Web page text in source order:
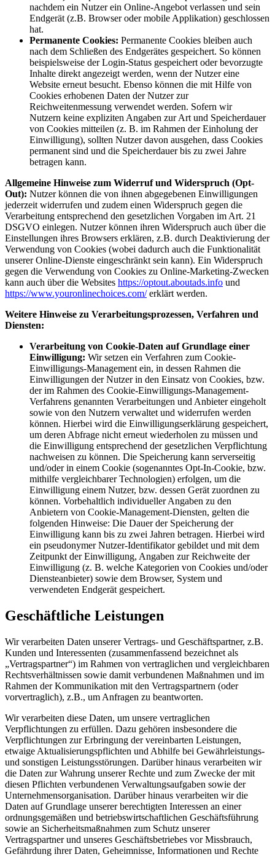
nachdem ein Nutzer ein Online-Angebot verlassen und sein
Endgerät (z.B. Browser oder mobile Applikation) geschlossen
hat.
Permanente Cookies: Permanente Cookies bleiben auch
nach dem Schließen des Endgerätes gespeichert. So können
beispielsweise der Login-Status gespeichert oder bevorzugte
Inhalte direkt angezeigt werden, wenn der Nutzer eine
Website erneut besucht. Ebenso können die mit Hilfe von
Cookies erhobenen Daten der Nutzer zur
Reichweitenmessung verwendet werden. Sofern wir
Nutzern keine expliziten Angaben zur Art und Speicherdauer
von Cookies mitteilen (z. B. im Rahmen der Einholung der
Einwilligung), sollten Nutzer davon ausgehen, dass Cookies
permanent sind und die Speicherdauer bis zu zwei Jahre
betragen kann.
Allgemeine Hinweise zum Widerruf und Widerspruch (Opt-
Out): Nutzer können die von ihnen abgegebenen Einwilligungen
jederzeit widerrufen und zudem einen Widerspruch gegen die
Verarbeitung entsprechend den gesetzlichen Vorgaben im Art. 21
DSGVO einlegen. Nutzer können ihren Widerspruch auch über die
Einstellungen ihres Browsers erklären, z.B. durch Deaktivierung der
Verwendung von Cookies (wobei dadurch auch die Funktionalität
unserer Online-Dienste eingeschränkt sein kann). Ein Widerspruch
gegen die Verwendung von Cookies zu Online-Marketing-Zwecken
kann auch über die Websites https://optout.aboutads.info und
https://www.youronlinechoices.com/erklärt werden.
Weitere Hinweise zu Verarbeitungsprozessen, Verfahren und
Diensten:
Verarbeitung von Cookie-Daten auf Grundlage einer
Einwilligung: Wir setzen ein Verfahren zum Cookie-
Einwilligungs-Management ein, in dessen Rahmen die
Einwilligungen der Nutzer in den Einsatz von Cookies, bzw.
der im Rahmen des Cookie-Einwilligungs-Management-
Verfahrens genannten Verarbeitungen und Anbieter eingeholt
sowie von den Nutzern verwaltet und widerrufen werden
können. Hierbei wird die Einwilligungserklärung gespeichert,
um deren Abfrage nicht erneut wiederholen zu müssen und
die Einwilligung entsprechend der gesetzlichen Verpflichtung
nachweisen zu können. Die Speicherung kann serverseitig
und/oder in einem Cookie (sogenanntes Opt-In-Cookie, bzw.
mithilfe vergleichbarer Technologien) erfolgen, um die
Einwilligung einem Nutzer, bzw. dessen Gerät zuordnen zu
können. Vorbehaltlich individueller Angaben zu den
Anbietern von Cookie-Management-Diensten, gelten die
folgenden Hinweise: Die Dauer der Speicherung der
Einwilligung kann bis zu zwei Jahren betragen. Hierbei wird
ein pseudonymer Nutzer-Identifikator gebildet und mit dem
Zeitpunkt der Einwilligung, Angaben zur Reichweite der
Einwilligung (z. B. welche Kategorien von Cookies und/oder
Diensteanbieter) sowie dem Browser, System und
verwendeten Endgerät gespeichert.
Geschäftliche Leistungen
Wir verarbeiten Daten unserer Vertrags- und Geschäftspartner, z.B.
Kunden und Interessenten (zusammenfassend bezeichnet als
„Vertragspartner“) im Rahmen von vertraglichen und vergleichbaren
Rechtsverhältnissen sowie damit verbundenen Maßnahmen und im
Rahmen der Kommunikation mit den Vertragspartnern (oder
vorvertraglich), z.B., um Anfragen zu beantworten.
Wir verarbeiten diese Daten, um unsere vertraglichen
Verpflichtungen zu erfüllen. Dazu gehören insbesondere die
Verpflichtungen zur Erbringung der vereinbarten Leistungen,
etwaige Aktualisierungspflichten und Abhilfe bei Gewährleistungs-
und sonstigen Leistungsstörungen. Darüber hinaus verarbeiten wir
die Daten zur Wahrung unserer Rechte und zum Zwecke der mit
diesen Pflichten verbundenen Verwaltungsaufgaben sowie der
Unternehmensorganisation. Darüber hinaus verarbeiten wir die
Daten auf Grundlage unserer berechtigten Interessen an einer
ordnungsgemäßen und betriebswirtschaftlichen Geschäftsführung
sowie an Sicherheitsmaßnahmen zum Schutz unserer
Vertragspartner und unseres Geschäftsbetriebes vor Missbrauch,
Gefährdung ihrer Daten, Geheimnisse, Informationen und Rechte